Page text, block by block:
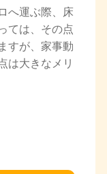
へ運ぶ際、床
ては、その点
すが、家事動
は大きなメリ